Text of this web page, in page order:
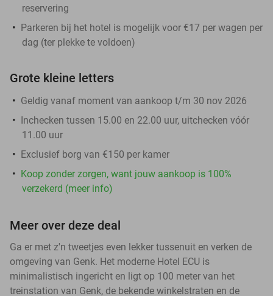
reservering
Parkeren bij het hotel is mogelijk voor €17 per wagen per
dag (ter plekke te voldoen)
Grote kleine letters
Geldig vanaf moment van aankoop t/m 30 nov 2026
Inchecken tussen 15.00 en 22.00 uur, uitchecken vóór
11.00 uur
Exclusief borg van €150 per kamer
Koop zonder zorgen, want jouw aankoop is 100%
verzekerd (meer info)
Meer over deze deal
Ga er met z'n tweetjes even lekker tussenuit en verken de
omgeving van Genk. Het moderne Hotel ECU is
minimalistisch ingericht en ligt op 100 meter van het
treinstation van Genk, de bekende winkelstraten en de